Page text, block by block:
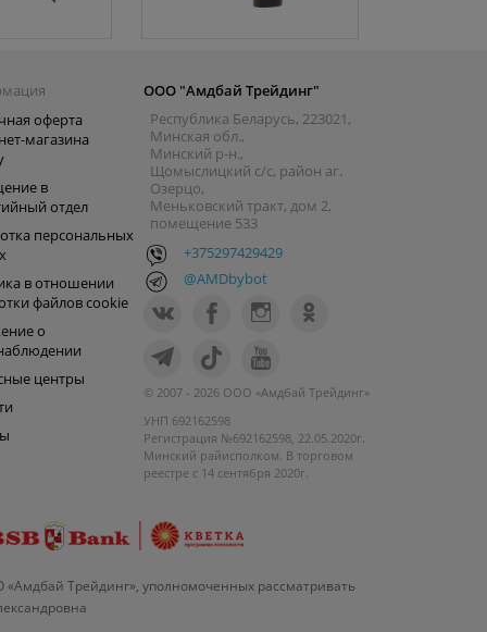
оферта
магазина
в
отдел
персональных
в отношении
файлов cookie
о
центры
ООО "Амдбай Трейдинг"
Республика Беларусь, 223021,
Минская обл.,
Минский р-н.,
Щомыслицкий с/с, район аг.
Озерцо,
Меньковский тракт, дом 2,
помещение 533
+375297429429
@AMDbybot
© 2007 - 2026 ООО «Амдбай Трейдинг»
УНП 692162598
Регистрация №692162598, 22.05.2020г.
Минский райисполком. В торговом
реестре с 14 сентября 2020г.
Трейдинг», уполномоченных рассматривать